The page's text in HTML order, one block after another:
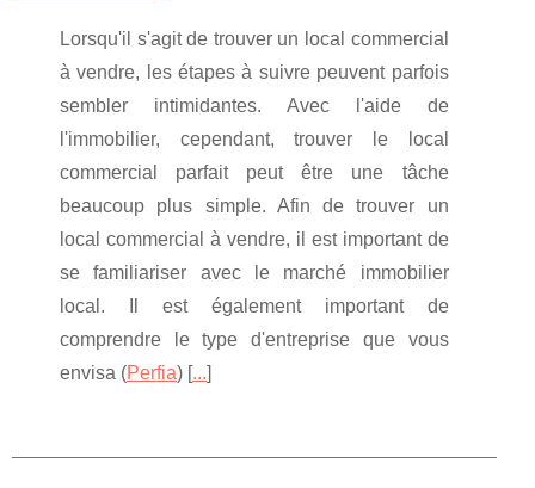
Lorsqu'il s'agit de trouver un local commercial
à vendre, les étapes à suivre peuvent parfois
sembler intimidantes. Avec l'aide de
l'immobilier, cependant, trouver le local
commercial parfait peut être une tâche
beaucoup plus simple. Afin de trouver un
local commercial à vendre, il est important de
se familiariser avec le marché immobilier
local. Il est également important de
comprendre le type d'entreprise que vous
envisa (Perfia) [...]